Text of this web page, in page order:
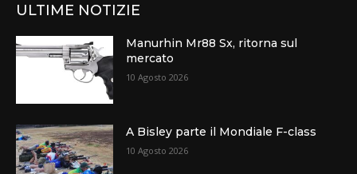
ULTIME NOTIZIE
Manurhin Mr88 Sx, ritorna sul
mercato
10 Agosto 2026
A Bisley parte il Mondiale F-class
10 Agosto 2026